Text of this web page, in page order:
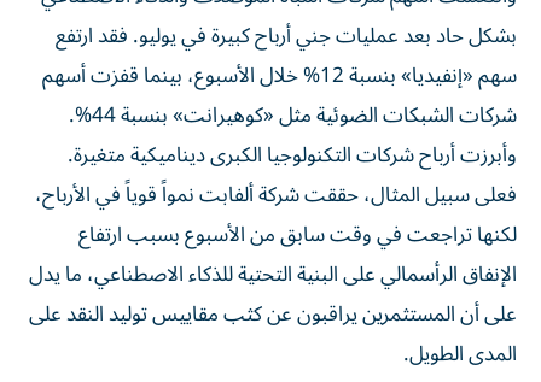
بشكل حاد بعد عمليات جني أرباح كبيرة في يوليو. فقد ارتفع
سهم «إنفيديا» بنسبة 12% خلال الأسبوع، بينما قفزت أسهم
شركات الشبكات الضوئية مثل «كوهيرانت» بنسبة 44%.
وأبرزت أرباح شركات التكنولوجيا الكبرى ديناميكية متغيرة.
فعلى سبيل المثال، حققت شركة ألفابت نمواً قوياً في الأرباح،
لكنها تراجعت في وقت سابق من الأسبوع بسبب ارتفاع
الإنفاق الرأسمالي على البنية التحتية للذكاء الاصطناعي، ما يدل
على أن المستثمرين يراقبون عن كثب مقاييس توليد النقد على
المدى الطويل.